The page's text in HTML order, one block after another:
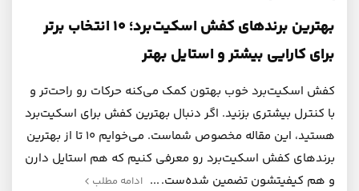
بهترین برندهای کفش اسکیت‌برد؛ ۱۰ انتخاب برتر
برای کارایی بیشتر و استایل بهتر
کفش اسکیت‌برد خوب بهتون کمک می‌کنه حرکات رو راحت‌تر و
با کنترل بیشتری بزنید. اگر دنبال بهترین کفش برای اسکیت‌برد
هستید، این مقاله مخصوص شماست. می‌خوایم ۱۰ تا از بهترین
برندهای کفش اسکیت‌برد رو معرفی کنیم که هم استایل دارن
و هم کیفیتشون تضمین شده‌ست.
ادامه مطلب